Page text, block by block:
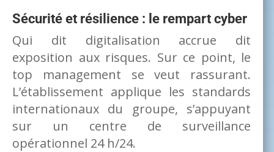
Sécurité et résilience : le rempart cyber
Qui dit digitalisation accrue dit
exposition aux risques. Sur ce point, le
top management se veut rassurant.
L’établissement applique les standards
internationaux du groupe, s’appuyant
sur un centre de surveillance
opérationnel 24 h/24.